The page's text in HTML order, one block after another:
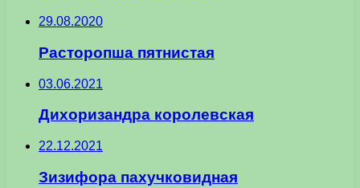
29.08.2020
Расторопша пятнистая
03.06.2021
Дихоризандра королевская
22.12.2021
Зизифора пахучковидная